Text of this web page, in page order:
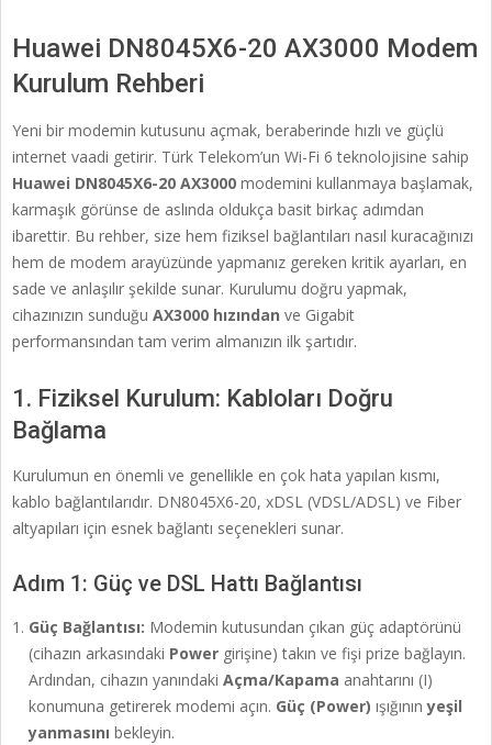
Huawei DN8045X6-20 AX3000 Modem
Kurulum Rehberi
Yeni bir modemin kutusunu açmak, beraberinde hızlı ve güçlü
internet vaadi getirir. Türk Telekom’un Wi-Fi 6 teknolojisine sahip
Huawei DN8045X6-20 AX3000 modemini kullanmaya başlamak,
karmaşık görünse de aslında oldukça basit birkaç adımdan
ibarettir. Bu rehber, size hem fiziksel bağlantıları nasıl kuracağınızı
hem de modem arayüzünde yapmanız gereken kritik ayarları, en
sade ve anlaşılır şekilde sunar. Kurulumu doğru yapmak,
cihazınızın sunduğu AX3000 hızından ve Gigabit
performansından tam verim almanızın ilk şartıdır.
1. Fiziksel Kurulum: Kabloları Doğru
Bağlama
Kurulumun en önemli ve genellikle en çok hata yapılan kısmı,
kablo bağlantılarıdır. DN8045X6-20, xDSL (VDSL/ADSL) ve Fiber
altyapıları için esnek bağlantı seçenekleri sunar.
Adım 1: Güç ve DSL Hattı Bağlantısı
Güç Bağlantısı: Modemin kutusundan çıkan güç adaptörünü
(cihazın arkasındaki Power girişine) takın ve fişi prize bağlayın.
Ardından, cihazın yanındaki Açma/Kapama anahtarını (I)
konumuna getirerek modemi açın. Güç (Power) ışığınınyeşil
yanmasını bekleyin.